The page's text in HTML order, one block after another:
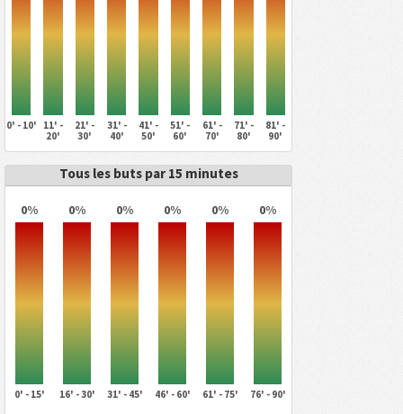
0' - 10'
11' -
20'
21' -
30'
31' -
40'
41' -
50'
51' -
60'
61' -
70'
71' -
80'
81' -
90'
Tous les buts par 15 minutes
0% 0% 0% 0% 0% 0%
0' - 15' 16' - 30' 31' - 45' 46' - 60' 61' - 75' 76' - 90'